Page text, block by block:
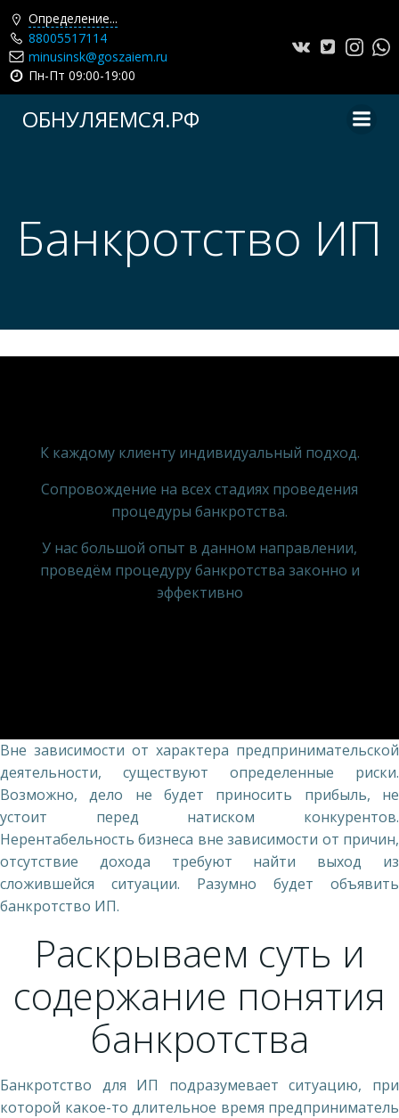
Определение...
88005517114
minusinsk@goszaiem.ru
Пн-Пт 09:00-19:00
ОБНУЛЯЕМСЯ.РФ
Банкротство ИП
К каждому клиенту индивидуальный подход.
Сопровождение на всех стадиях проведения
процедуры банкротства.
У нас большой опыт в данном направлении,
проведём процедуру банкротства законно и
эффективно
Вне зависимости от характера предпринимательской
деятельности, существуют определенные риски.
Возможно, дело не будет приносить прибыль, не
устоит перед натиском конкурентов.
Нерентабельность бизнеса вне зависимости от причин,
отсутствие дохода требуют найти выход из
сложившейся ситуации. Разумно будет объявить
банкротство ИП.
Раскрываем суть и
содержание понятия
банкротства
Банкротство для ИП подразумевает ситуацию, при
которой какое-то длительное время предприниматель